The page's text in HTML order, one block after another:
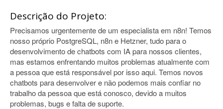
Descrição do Projeto:
Precisamos urgentemente de um especialista em n8n! Temos
nosso próprio PostgreSQL, n8n e Hetzner, tudo para o
desenvolvimento de chatbots com IA para nossos clientes,
mas estamos enfrentando muitos problemas atualmente com
a pessoa que está responsável por isso aqui. Temos novos
chatbots para desenvolver e não podemos mais confiar no
trabalho da pessoa que está conosco, devido a muitos
problemas, bugs e falta de suporte.